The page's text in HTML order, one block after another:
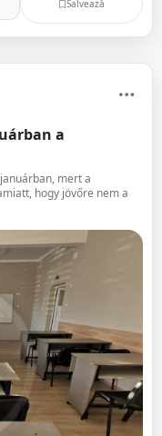
Salvează
a
mert a
hogy jövőre nem a